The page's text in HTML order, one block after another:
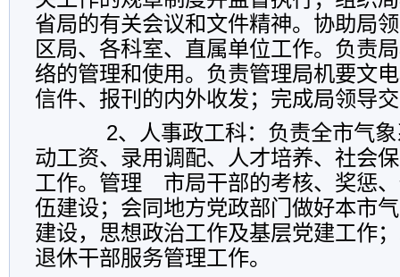
省局的有关会议和文件精神。协助局
区局、各科室、直属单位工作。负责
络的管理和使用。负责管理局机要文
信件、报刊的内外收发；完成局领导
2、人事政工科：负责全市气象
动工资、录用调配、人才培养、社会
工作。管理 市局干部的考核、奖惩
伍建设；会同地方党政部门做好本市
建设，思想政治工作及基层党建工作
退休干部服务管理工作。